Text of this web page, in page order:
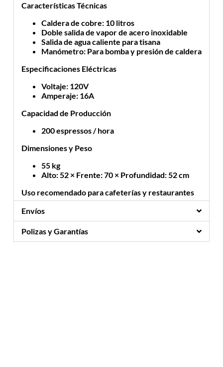
Características Técnicas
Caldera de cobre: 10 litros
Doble salida de vapor de acero inoxidable
Salida de agua caliente para tisana
Manómetro: Para bomba y presión de caldera
Especificaciones Eléctricas
Voltaje: 120V
Amperaje: 16A
Capacidad de Producción
200 espressos / hora
Dimensiones y Peso
55 kg
Alto: 52 × Frente: 70 × Profundidad: 52 cm
Uso recomendado para cafeterías y restaurantes
Envíos
Polizas y Garantías